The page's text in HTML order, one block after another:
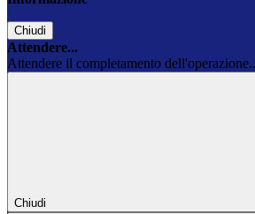
Chiudi
Attendere...
Attendere il completamento
Chiudi